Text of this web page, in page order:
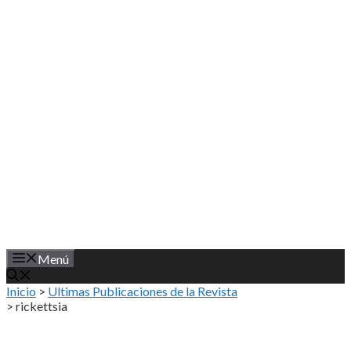
Menú
Inicio > Ultimas Publicaciones de la Revista
> rickettsia